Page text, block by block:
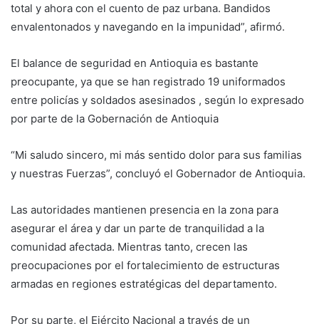
total y ahora con el cuento de paz urbana. Bandidos
envalentonados y navegando en la impunidad”, afirmó.
El balance de seguridad en Antioquia es bastante
preocupante, ya que se han registrado 19 uniformados
entre policías y soldados asesinados , según lo expresado
por parte de la Gobernación de Antioquia
“Mi saludo sincero, mi más sentido dolor para sus familias
y nuestras Fuerzas”, concluyó el Gobernador de Antioquia.
Las autoridades mantienen presencia en la zona para
asegurar el área y dar un parte de tranquilidad a la
comunidad afectada. Mientras tanto, crecen las
preocupaciones por el fortalecimiento de estructuras
armadas en regiones estratégicas del departamento.
Por su parte, el Ejército Nacional a través de un